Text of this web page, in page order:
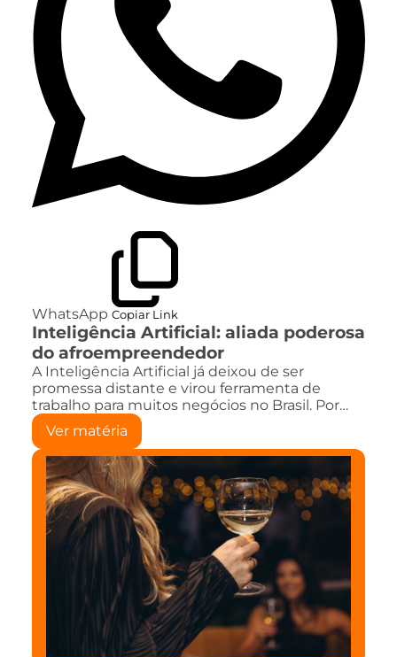
WhatsApp Copiar Link
Inteligência Artificial: aliada poderosa
do afroempreendedor
A Inteligência Artificial já deixou de ser
promessa distante e virou ferramenta de
trabalho para muitos negócios no Brasil. Por…
Ver matéria